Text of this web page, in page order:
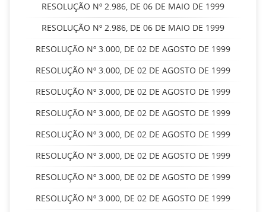
RESOLUÇÃO Nº 2.986, DE 06 DE MAIO DE 1999
RESOLUÇÃO Nº 2.986, DE 06 DE MAIO DE 1999
RESOLUÇÃO Nº 3.000, DE 02 DE AGOSTO DE 1999
RESOLUÇÃO Nº 3.000, DE 02 DE AGOSTO DE 1999
RESOLUÇÃO Nº 3.000, DE 02 DE AGOSTO DE 1999
RESOLUÇÃO Nº 3.000, DE 02 DE AGOSTO DE 1999
RESOLUÇÃO Nº 3.000, DE 02 DE AGOSTO DE 1999
RESOLUÇÃO Nº 3.000, DE 02 DE AGOSTO DE 1999
RESOLUÇÃO Nº 3.000, DE 02 DE AGOSTO DE 1999
RESOLUÇÃO Nº 3.000, DE 02 DE AGOSTO DE 1999